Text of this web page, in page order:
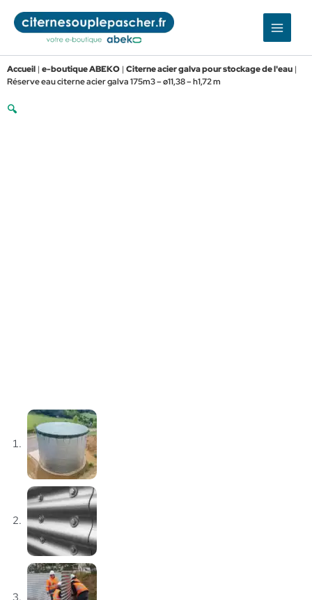
contenu
Accueil | e-boutique ABEKO | Citerne acier galva pour stockage de l'eau |
Réserve eau citerne acier galva 175m3 – ø11,38 – h1,72 m
🔍